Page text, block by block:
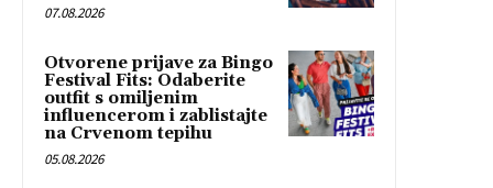
07.08.2026
Otvorene prijave za Bingo
Festival Fits: Odaberite
outfit s omiljenim
influencerom i zablistajte
na Crvenom tepihu
05.08.2026